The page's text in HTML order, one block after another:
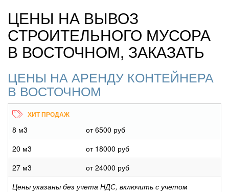
ЦЕНЫ НА ВЫВОЗ
СТРОИТЕЛЬНОГО МУСОРА
В ВОСТОЧНОМ, ЗАКАЗАТЬ
ЦЕНЫ НА АРЕНДУ КОНТЕЙНЕРА
В ВОСТОЧНОМ
8 м3
от 6500 руб
20 м3
от 18000 руб
27 м3
от 24000 руб
Цены указаны без учета НДС, включить с учетом